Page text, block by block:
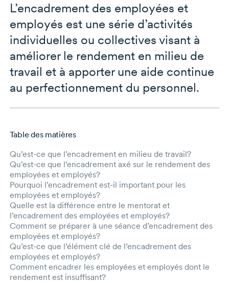
L’encadrement des employées et
employés est une série d’activités
individuelles ou collectives visant à
améliorer le rendement en milieu de
travail et à apporter une aide continue
au perfectionnement du personnel.
Aller au contenu principal
Table des matières
Qu’est-ce que l’encadrement en milieu de travail?
Qu’est-ce que l’encadrement axé sur le rendement des
employées et employés?
Pourquoi l’encadrement est-il important pour les
employées et employés?
Quelle est la différence entre le mentorat et
l’encadrement des employées et employés?
Comment se préparer à une séance d’encadrement des
employées et employés?
Qu’est-ce que l’élément clé de l’encadrement des
employées et employés?
Comment encadrer les employées et employés dont le
rendement est insuffisant?